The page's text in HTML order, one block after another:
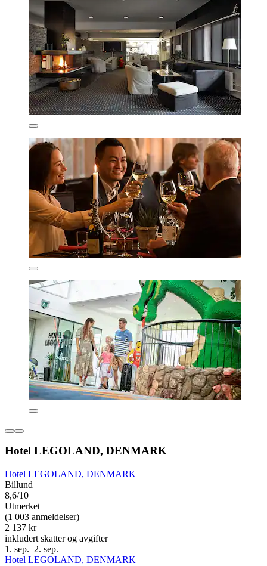
Hotel LEGOLAND, DENMARK
Hotel LEGOLAND, DENMARK
Billund
8,6/10
Utmerket
(1 003 anmeldelser)
2 137 kr
inkludert skatter og avgifter
1. sep.–2. sep.
Hotel LEGOLAND, DENMARK